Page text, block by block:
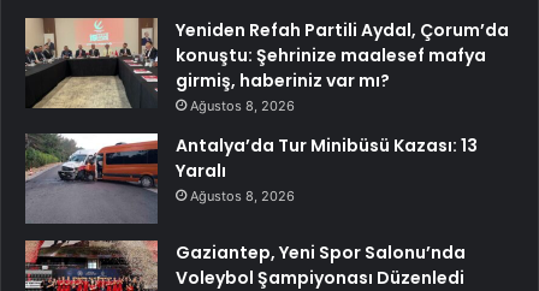
Yeniden Refah Partili Aydal, Çorum’da
konuştu: Şehrinize maalesef mafya
girmiş, haberiniz var mı?
Ağustos 8, 2026
Antalya’da Tur Minibüsü Kazası: 13
Yaralı
Ağustos 8, 2026
Gaziantep, Yeni Spor Salonu’nda
Voleybol Şampiyonası Düzenledi